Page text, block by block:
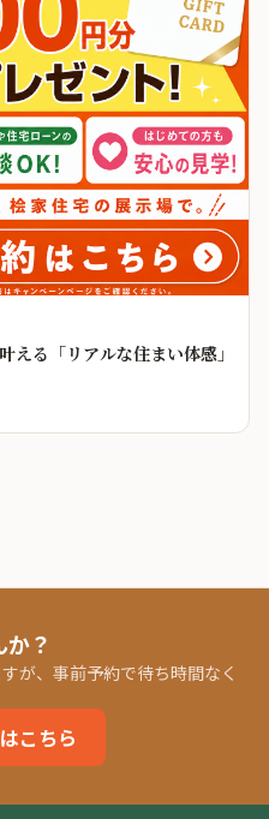
る「リアルな住まい体感」
？
が、事前予約で待ち時間なく
こちら